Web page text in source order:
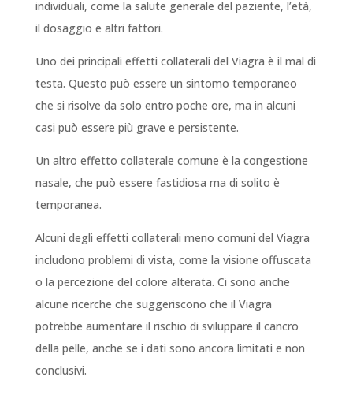
individuali, come la salute generale del paziente, l’età,
il dosaggio e altri fattori.
Uno dei principali effetti collaterali del Viagra è il mal di
testa. Questo può essere un sintomo temporaneo
che si risolve da solo entro poche ore, ma in alcuni
casi può essere più grave e persistente.
Un altro effetto collaterale comune è la congestione
nasale, che può essere fastidiosa ma di solito è
temporanea.
Alcuni degli effetti collaterali meno comuni del Viagra
includono problemi di vista, come la visione offuscata
o la percezione del colore alterata. Ci sono anche
alcune ricerche che suggeriscono che il Viagra
potrebbe aumentare il rischio di sviluppare il cancro
della pelle, anche se i dati sono ancora limitati e non
conclusivi.